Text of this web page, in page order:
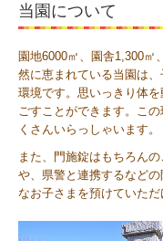
当園について
園地6000㎡、園舎1,300㎡
然に恵まれている当園は
環境です。思いっきり体
ごすことができます。こ
くさんいらっしゃいます。
また、門施錠はもちろん
や、県警と連携するなど
なお子さまを預けていただ